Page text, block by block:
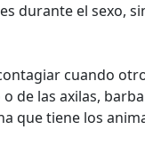
durante el sexo,
cuando
de las axilas,
que tiene los